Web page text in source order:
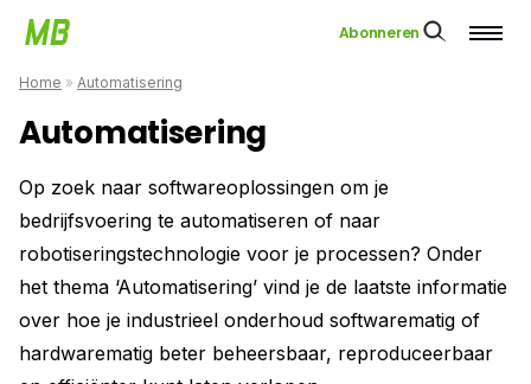
Abonneren
Home » Automatisering
Automatisering
Op zoek naar softwareoplossingen om je
bedrijfsvoering te automatiseren of naar
robotiseringstechnologie voor je processen? Onder
het thema ‘Automatisering’ vind je de laatste informatie
over hoe je industrieel onderhoud softwarematig of
hardwarematig beter beheersbaar, reproduceerbaar